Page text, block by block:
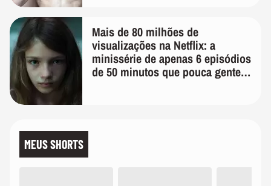
Mais de 80 milhões de
visualizações na Netflix: a
minissérie de apenas 6 episódios
de 50 minutos que pouca gente
MEUS SHORTS